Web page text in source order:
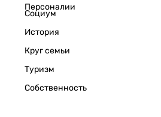
Персоналии
Социум
История
Круг семьи
Туризм
Собственность